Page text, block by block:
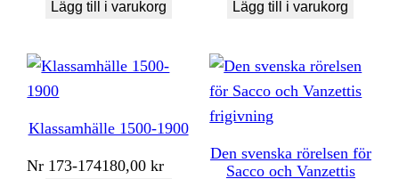
Lägg till i varukorg Lägg till i varukorg
Klassamhälle 1500-1900
Nr 173-174180,00kr
Den svenska rörelsen för
Sacco och Vanzettis